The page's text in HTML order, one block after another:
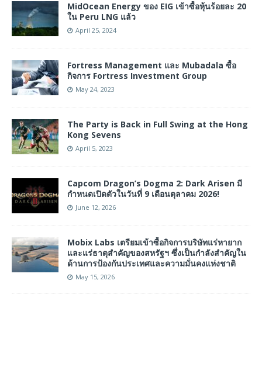
MidOcean Energy ของ EIG เข้าซื้อหุ้นร้อยละ 20
ใน Peru LNG แล้ว
April 25, 2024
Fortress Management และ Mubadala ซื้อ
กิจการ Fortress Investment Group
May 24, 2023
The Party is Back in Full Swing at the Hong
Kong Sevens
April 5, 2023
Capcom Dragon’s Dogma 2: Dark Arisen มี
กำหนดเปิดตัวในวันที่ 9 เดือนตุลาคม 2026!
June 12, 2026
Mobix Labs เตรียมเข้าซื้อกิจการบริษัทแร่หายาก
และแร่ธาตุสำคัญของสหรัฐฯ ซึ่งเป็นกำลังสำคัญใน
ด้านการป้องกันประเทศและความมั่นคงแห่งชาติ
May 15, 2026